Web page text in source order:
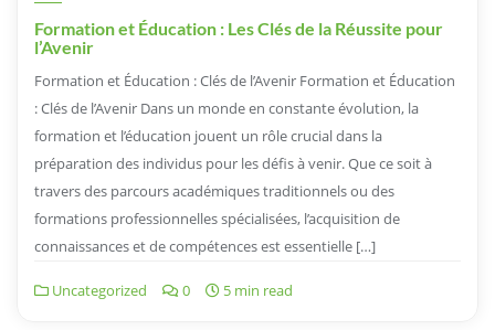
Formation et Éducation : Les Clés de la Réussite pour
l’Avenir
Formation et Éducation : Clés de l’Avenir Formation et Éducation
: Clés de l’Avenir Dans un monde en constante évolution, la
formation et l’éducation jouent un rôle crucial dans la
préparation des individus pour les défis à venir. Que ce soit à
travers des parcours académiques traditionnels ou des
formations professionnelles spécialisées, l’acquisition de
connaissances et de compétences est essentielle […]
Uncategorized 0 5 min read